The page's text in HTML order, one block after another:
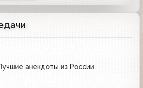
анекдоты из России